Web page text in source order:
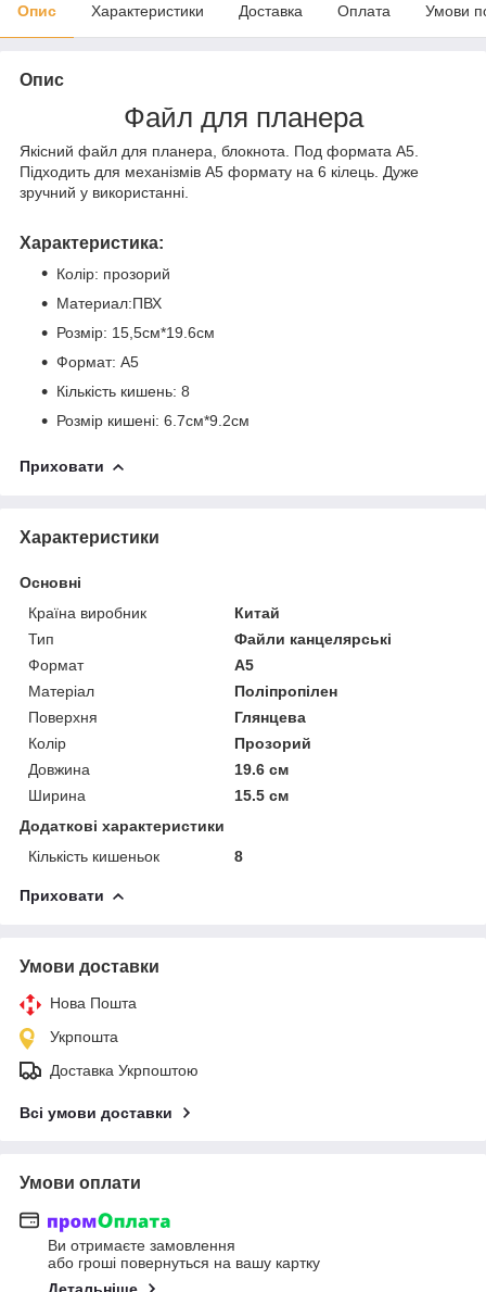
Опис Характеристики Доставка Оплата Умови
Опис
Файл для планера
Якісний файл для планера, блокнота. Под формата А5.
Підходить для механізмів А5 формату на 6 кілець. Дуже
зручний у використанні.
Характеристика:
Колір: прозорий
Материал:ПВХ
Розмір: 15,5см*19.6см
Формат: А5
Кількість кишень: 8
Розмір кишені: 6.7см*9.2см
Приховати
Характеристики
Основні
Країна виробник
Китай
Тип
Файли канцелярські
Формат
A5
Матеріал
Поліпропілен
Поверхня
Глянцева
Колір
Прозорий
Довжина
19.6 см
Ширина
15.5 см
Додаткові характеристики
Кількість кишеньок
8
Приховати
Умови доставки
Нова Пошта
Укрпошта
Доставка Укрпоштою
Всі умови доставки
Умови оплати
Ви отримаєте замовлення
або гроші повернуться на вашу картку